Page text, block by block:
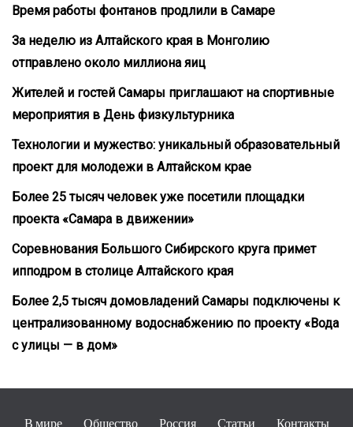
Время работы фонтанов продлили в Самаре
За неделю из Алтайского края в Монголию
отправлено около миллиона яиц
Жителей и гостей Самары приглашают на спортивные
мероприятия в День физкультурника
Технологии и мужество: уникальный образовательный
проект для молодежи в Алтайском крае
Более 25 тысяч человек уже посетили площадки
проекта «Самара в движении»
Соревнования Большого Сибирского круга примет
ипподром в столице Алтайского края
Более 2,5 тысяч домовладений Самары подключены к
централизованному водоснабжению по проекту «Вода
с улицы — в дом»
В мире Общество Россия Статьи Контакты